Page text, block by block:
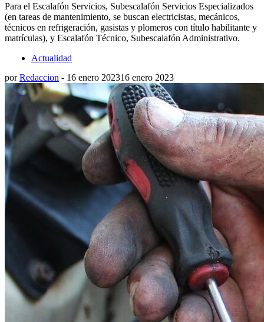
Para el Escalafón Servicios, Subescalafón Servicios Especializados
(en tareas de mantenimiento, se buscan electricistas, mecánicos,
técnicos en refrigeración, gasistas y plomeros con título habilitante y
matrículas), y Escalafón Técnico, Subescalafón Administrativo.
Actualidad
porRedaccion - 16 enero 202316 enero 2023